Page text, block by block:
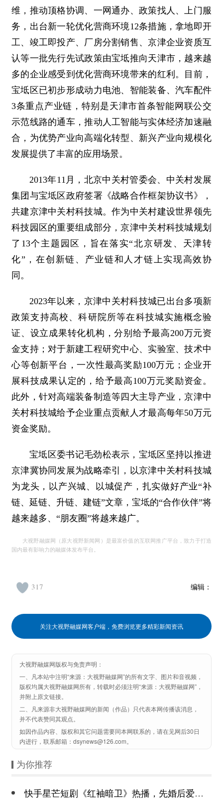
维，推动顶格协调、一网通办、政策找人、上门服
务，出台新一轮优化营商环境12条措施，拿地即开
工、竣工即投产、厂房分割销售、京津企业资质互
认等一批先行先试政策由宝坻推向天津市，越来越
多的企业感受到优化营商环境带来的红利。目前，
宝坻区已初步形成动力电池、智能装备、汽车配件
3条重点产业链，特别是天津市首条智能网联公交
示范线路的通车，推动人工智能与实体经济加速融
合，为优势产业向高端化转型、新兴产业向规模化
发展提供了丰富的应用场景。
2013年11月，北京中关村管委会、中关村发展
集团与宝坻区政府签署《战略合作框架协议书》，
共建京津中关村科技城。作为中关村建设世界领先
科技园区的重要组成部分，京津中关村科技城规划
了13个主题园区，旨在落实“北京研发、天津转
化”，在创新链、产业链和人才链上实现高效协
同。
2023年以来，京津中关村科技城已出台多项新
政策支持高校、科研院所等在科技城实施概念验
证、设立成果转化机构，分别给予最高200万元资
金支持；对于新建工程研究中心、实验室、技术中
心等创新平台，一次性最高奖励100万元；企业开
展科技成果认定的，给予最高100万元奖励资金。
此外，针对高端装备制造等四大主导产业，京津中
关村科技城给予企业重点贡献人才最高每年50万元
资金奖励。
宝坻区委书记毛劲松表示，宝坻区坚持以推进
京津冀协同发展为战略牵引，以京津中关村科技城
为龙头，以产兴城、以城促产，扎实做好产业“补
链、延链、升链、建链”文章，宝坻的“合作伙伴”将
越来越多、“朋友圈”将越来越广。
大视野融媒网（原大视野新闻网）是最富价值的互联网推广平台，致力于打造
国内最有影响力的融媒体发布平台。
编辑：
317
关注大视野融媒网客户端，免费浏览更多精彩新闻资讯
大视野融媒网版权与免责声明：
一、凡本站中注明“来源：大视野融媒网”的所有文字、图片和音视频，
版权均属大视野融媒网所有，转载时必须注明“来源：大视野融媒网”，
并附上原文链接。
二、凡来源非大视野融媒网的新闻（作品）只代表本网传播该消息，
并不代表赞同其观点。
如因作品内容、版权和其它问题需要同本网联系的，请在见网后30日
内进行，联系邮箱：dsynews@126.com。
为你推荐
快手星芒短剧《红袖暗卫》热播，先婚后爱诠释别样浪漫